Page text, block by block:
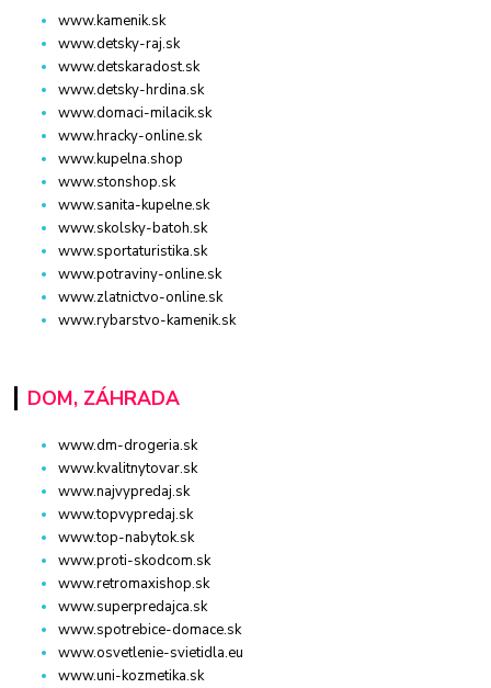
www.kamenik.sk
www.detsky-raj.sk
www.detskaradost.sk
www.detsky-hrdina.sk
www.domaci-milacik.sk
www.hracky-online.sk
www.kupelna.shop
www.stonshop.sk
www.sanita-kupelne.sk
www.skolsky-batoh.sk
www.sportaturistika.sk
www.potraviny-online.sk
www.zlatnictvo-online.sk
www.rybarstvo-kamenik.sk
DOM, ZÁHRADA
www.dm-drogeria.sk
www.kvalitnytovar.sk
www.najvypredaj.sk
www.topvypredaj.sk
www.top-nabytok.sk
www.proti-skodcom.sk
www.retromaxishop.sk
www.superpredajca.sk
www.spotrebice-domace.sk
www.osvetlenie-svietidla.eu
www.uni-kozmetika.sk